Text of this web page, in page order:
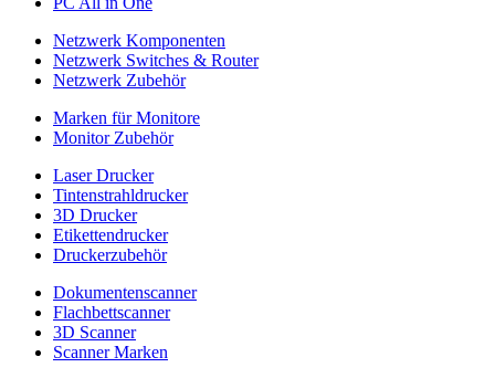
Netzwerk Komponenten
Netzwerk Switches & Router
Netzwerk Zubehör
Marken für Monitore
Monitor Zubehör
Laser Drucker
Tintenstrahldrucker
3D Drucker
Etikettendrucker
Druckerzubehör
Dokumentenscanner
Flachbettscanner
3D Scanner
Scanner Marken